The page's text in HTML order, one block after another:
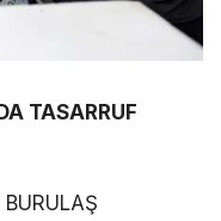
TASARRUF